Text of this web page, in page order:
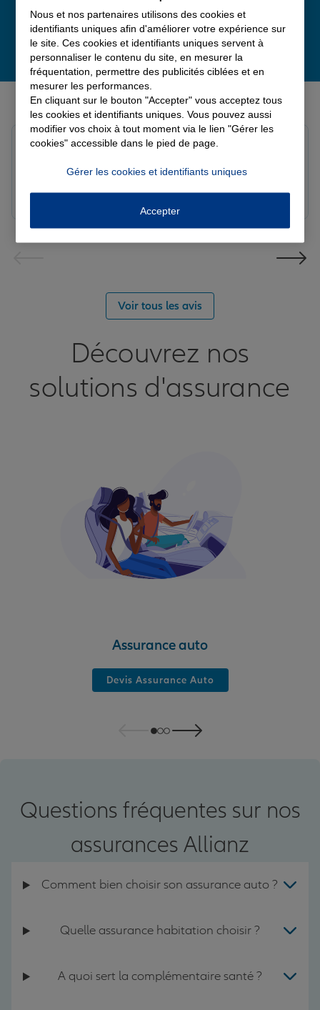
Derniers avis de nos agences Allianz
Le 05/08/2026 - Agence FORT DE FRANCE
Yori A.
Voir tous les avis
Découvrez nos
solutions d'assurance
Assurance auto
Devis Assurance Auto
Questions fréquentes sur nos
assurances Allianz
Comment bien choisir son assurance auto ?
Quelle assurance habitation choisir ?
A quoi sert la complémentaire santé ?
Nous et nos partenaires utilisons des cookies et
identifiants uniques afin d'améliorer votre expérience sur
le site. Ces cookies et identifiants uniques servent à
personnaliser le contenu du site, en mesurer la
fréquentation, permettre des publicités ciblées et en
mesurer les performances.
En cliquant sur le bouton "Accepter" vous acceptez tous
les cookies et identifiants uniques. Vous pouvez aussi
modifier vos choix à tout moment via le lien "Gérer les
cookies" accessible dans le pied de page.
Gérer les cookies et identifiants uniques
Accepter